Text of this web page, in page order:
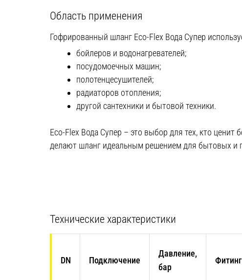
Область применения
Гофрированный шланг Eco-Flex Вода Супер
бойлеров и водонагревателей;
посудомоечных машин;
полотенцесушителей;
радиаторов отопления;
другой сантехники и бытовой техники.
Eco-Flex Вода Супер – это выбор для тех, кто ценит
делают шланг идеальным решением для бытовых
Технические характеристики
DN Подключение
Давление,
бар